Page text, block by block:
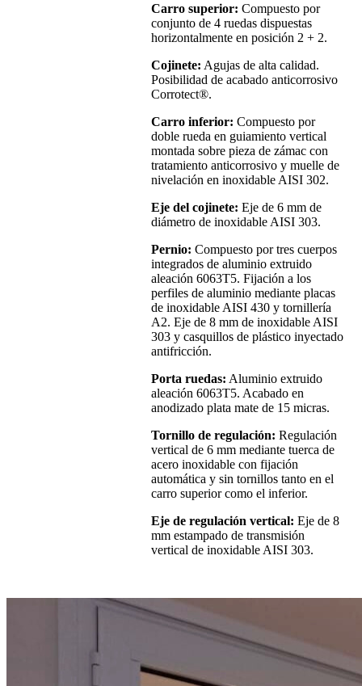
Carro superior: Compuesto por
conjunto de 4 ruedas dispuestas
horizontalmente en posición 2 + 2.
Cojinete: Agujas de alta calidad.
Posibilidad de acabado anticorrosivo
Corrotect®.
Carro inferior: Compuesto por
doble rueda en guiamiento vertical
montada sobre pieza de zámac con
tratamiento anticorrosivo y muelle de
nivelación en inoxidable AISI 302.
Eje del cojinete: Eje de 6 mm de
diámetro de inoxidable AISI 303.
Pernio: Compuesto por tres cuerpos
integrados de aluminio extruido
aleación 6063T5. Fijación a los
perfiles de aluminio mediante placas
de inoxidable AISI 430 y tornillería
A2. Eje de 8 mm de inoxidable AISI
303 y casquillos de plástico inyectado
antifricción.
Porta ruedas: Aluminio extruido
aleación 6063T5. Acabado en
anodizado plata mate de 15 micras.
Tornillo de regulación: Regulación
vertical de 6 mm mediante tuerca de
acero inoxidable con fijación
automática y sin tornillos tanto en el
carro superior como el inferior.
Eje de regulación vertical: Eje de 8
mm estampado de transmisión
vertical de inoxidable AISI 303.